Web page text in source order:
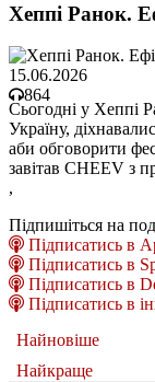
Хеппі Ранок.
15.06.2026
864
Сьогодні у Хеппі
Україну,
аби обговорити
завітав CHEEV з
,
Підпишіться на
Підписатись в
Підписатись в
Підписатись в
Підписатись в
Найновіше
Найкраще